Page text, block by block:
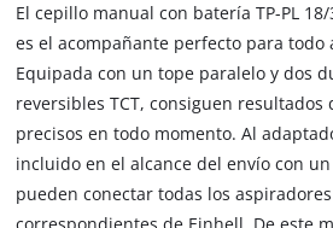
to
trackers
that
are
not
to
the
El cepillo manual con batería TP-PL
es el acompañante perfecto para
Equipada con un tope paralelo y dos
reversibles TCT, consiguen resultados
precisos en todo momento. Al
incluido en el alcance del envío con
pueden conectar todas los